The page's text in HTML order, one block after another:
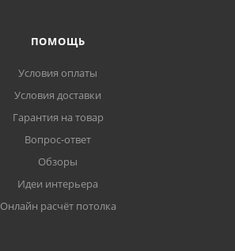
ПОМОЩЬ
Условия оплаты
Условия доставки
Гарантия на товар
Вопрос-ответ
Обзоры
Идеи интерьера
Онлайн расчёт потолка